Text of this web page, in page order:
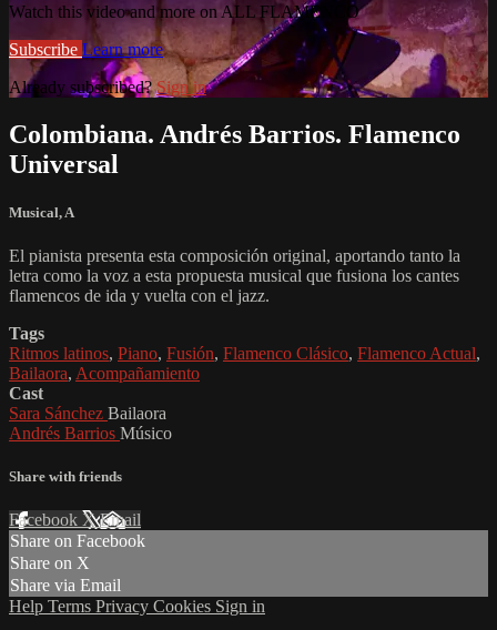
Watch this video and more on ALL FLAMENCO
Subscribe Learn more
Already subscribed?Sign in
Colombiana. Andrés Barrios. Flamenco
Universal
Musical, A
El pianista presenta esta composición original, aportando tanto la
letra como la voz a esta propuesta musical que fusiona los cantes
flamencos de ida y vuelta con el jazz.
Tags
Ritmos latinos, Piano, Fusión, Flamenco Clásico, Flamenco Actual,
Bailaora, Acompañamiento
Cast
Sara Sánchez Bailaora
Andrés Barrios Músico
Share with friends
Facebook XEmail
Share on Facebook
Share on X
Share via Email
Help Terms Privacy Cookies Sign in